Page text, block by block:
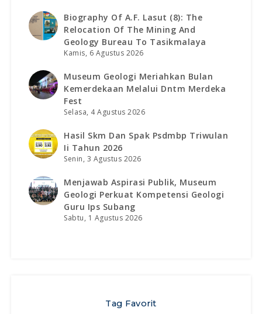
Biography Of A.f. Lasut (8): The
Relocation Of The Mining And
Geology Bureau To Tasikmalaya
Kamis, 6 Agustus 2026
Museum Geologi Meriahkan Bulan
Kemerdekaan Melalui Dntm Merdeka
Fest
Selasa, 4 Agustus 2026
Hasil Skm Dan Spak Psdmbp Triwulan
Ii Tahun 2026
Senin, 3 Agustus 2026
Menjawab Aspirasi Publik, Museum
Geologi Perkuat Kompetensi Geologi
Guru Ips Subang
Sabtu, 1 Agustus 2026
Tag Favorit